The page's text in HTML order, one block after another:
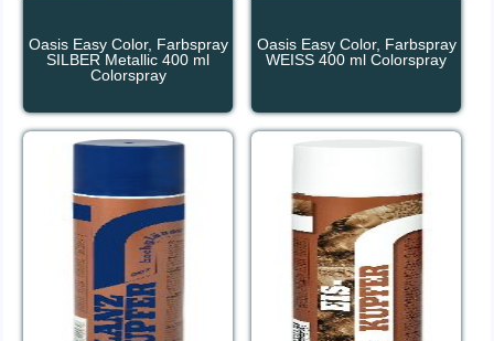
Oasis Easy Color, Farbspray
SILBER Metallic 400 ml
Colorspray
Oasis Easy Color, Farbspray
WEISS 400 ml Colorspray